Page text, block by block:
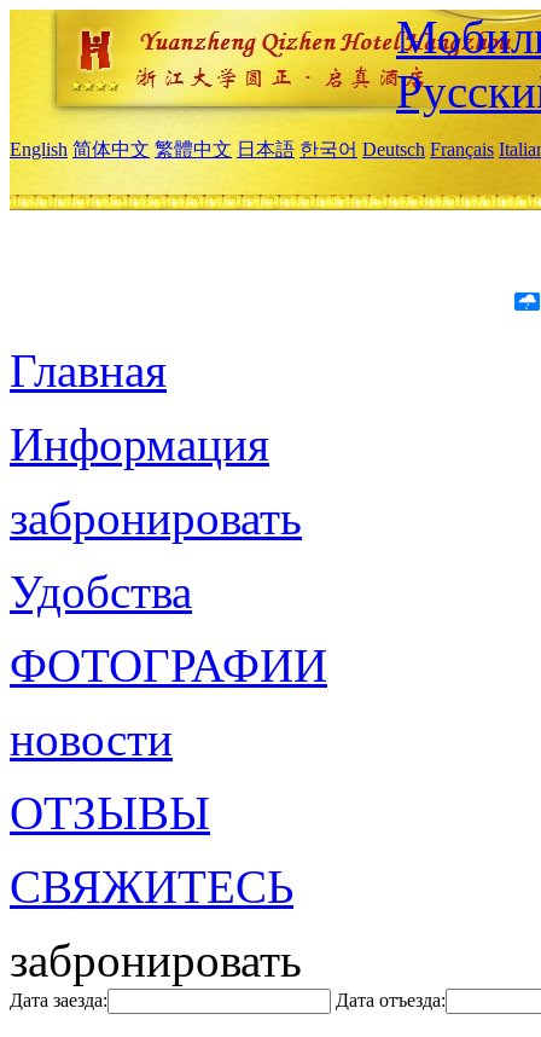
English 简体中文 繁體中文 日本語 한국어 Deutsch Français
Главная
Информация
забронировать
Удобства
ФОТОГРАФИИ
новости
ОТЗЫВЫ
СВЯЖИТЕСЬ
забронировать
Дата заезда: Дата отъезда: